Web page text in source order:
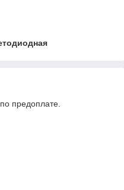
предоплате.